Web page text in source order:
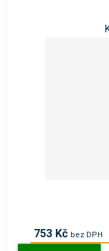
753 Kč bez DPH